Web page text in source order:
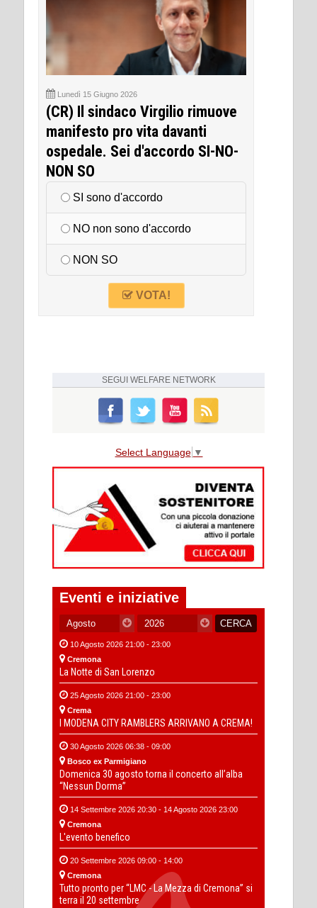
Lunedì 15 Giugno 2026
(CR) Il sindaco Virgilio rimuove
manifesto pro vita davanti
ospedale. Sei d'accordo SI-NO-
NON SO
SI sono d'accordo
NO non sono d'accordo
NON SO
VOTA!
SEGUI WELFARE NETWORK
Select Language ▼
Eventi e iniziative
10 Agosto 2026 21:00 - 23:00
Cremona
La Notte di San Lorenzo
25 Agosto 2026 21:00 - 23:00
Crema
I MODENA CITY RAMBLERS ARRIVANO A CREMA!
30 Agosto 2026 06:38 - 09:00
Bosco ex Parmigiano
Domenica 30 agosto torna il concerto all’alba
“Nessun Dorma”
14 Settembre 2026 20:30 - 14 Agosto 2026 23:00
Cremona
L'evento benefico
20 Settembre 2026 09:00 - 14:00
Cremona
Tutto pronto per “LMC - La Mezza di Cremona” si
terra il 20 settembre